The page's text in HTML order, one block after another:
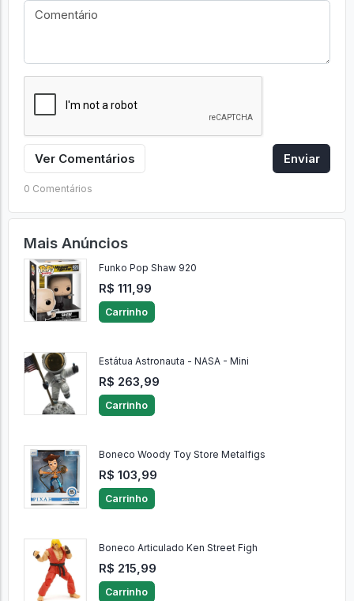
Ver Comentários Enviar
0 Comentários
Mais Anúncios
Funko Pop Shaw 920
R$ 111,99
Carrinho
Estátua Astronauta - NASA - Mini
R$ 263,99
Carrinho
Boneco Woody Toy Store Metalfigs
R$ 103,99
Carrinho
Boneco Articulado Ken Street Figh
R$ 215,99
Carrinho